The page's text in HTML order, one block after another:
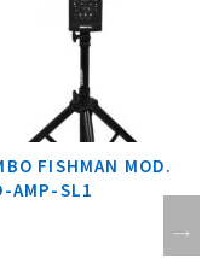
ASHDOWN
MOD. RM-115T-